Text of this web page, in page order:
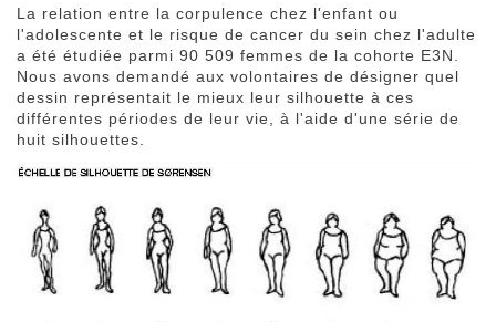
La relation entre la corpulence chez l'enfant ou
l'adolescente et le risque de cancer du sein chez l'adulte
a été étudiée parmi 90 509 femmes de la cohorte E3N.
Nous avons demandé aux volontaires de désigner quel
dessin représentait le mieux leur silhouette à ces
différentes périodes de leur vie, à l'aide d'une série de
huit silhouettes.